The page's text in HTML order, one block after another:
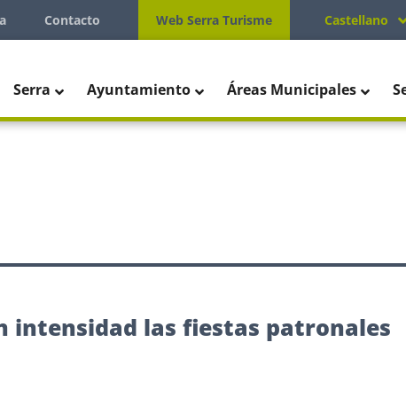
Contacto Web Serra Turisme Castellano
Serra Ayuntamiento Áreas Municipales
intensidad las fiestas patronales